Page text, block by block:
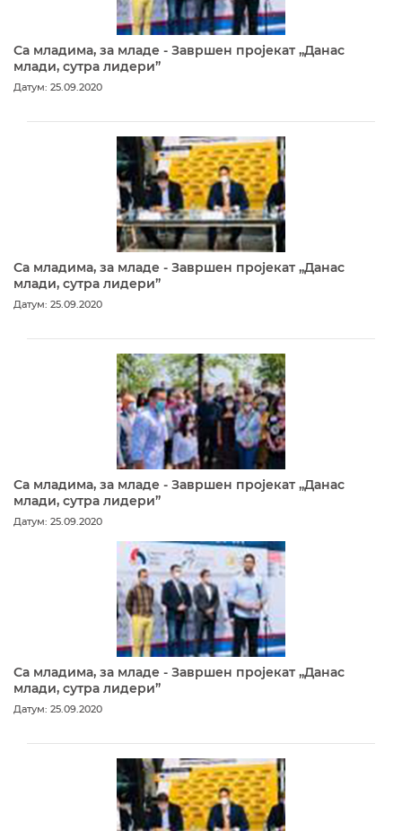
Са младима, за младе - Завршен пројекат „Данас
млади, сутра лидери”
Датум: 25.09.2020
Са младима, за младе - Завршен пројекат „Данас
млади, сутра лидери”
Датум: 25.09.2020
Са младима, за младе - Завршен пројекат „Данас
млади, сутра лидери”
Датум: 25.09.2020
Са младима, за младе - Завршен пројекат „Данас
млади, сутра лидери”
Датум: 25.09.2020